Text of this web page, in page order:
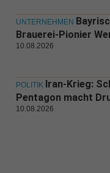
UNTERNEHMEN
Brauerei-Pionier
10.08.2026
POLITIK Iran-Krieg:
Pentagon macht
10.08.2026